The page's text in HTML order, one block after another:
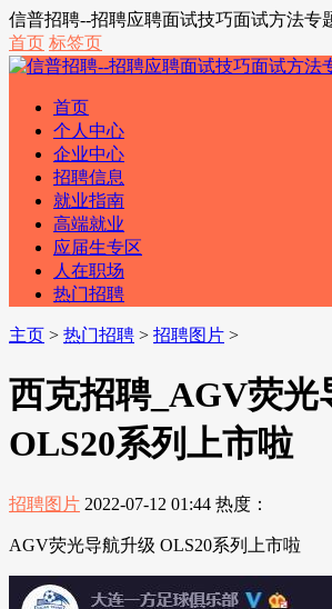
信普招聘--招聘应聘面试技巧面试方法专
首页 标签页
首页
个人中心
企业中心
招聘信息
就业指南
高端就业
应届生专区
人在职场
热门招聘
主页 > 热门招聘 > 招聘图片 >
西克招聘_AGV荧光
OLS20系列上市啦
招聘图片 2022-07-12 01:44 热度：
AGV荧光导航升级 OLS20系列上市啦